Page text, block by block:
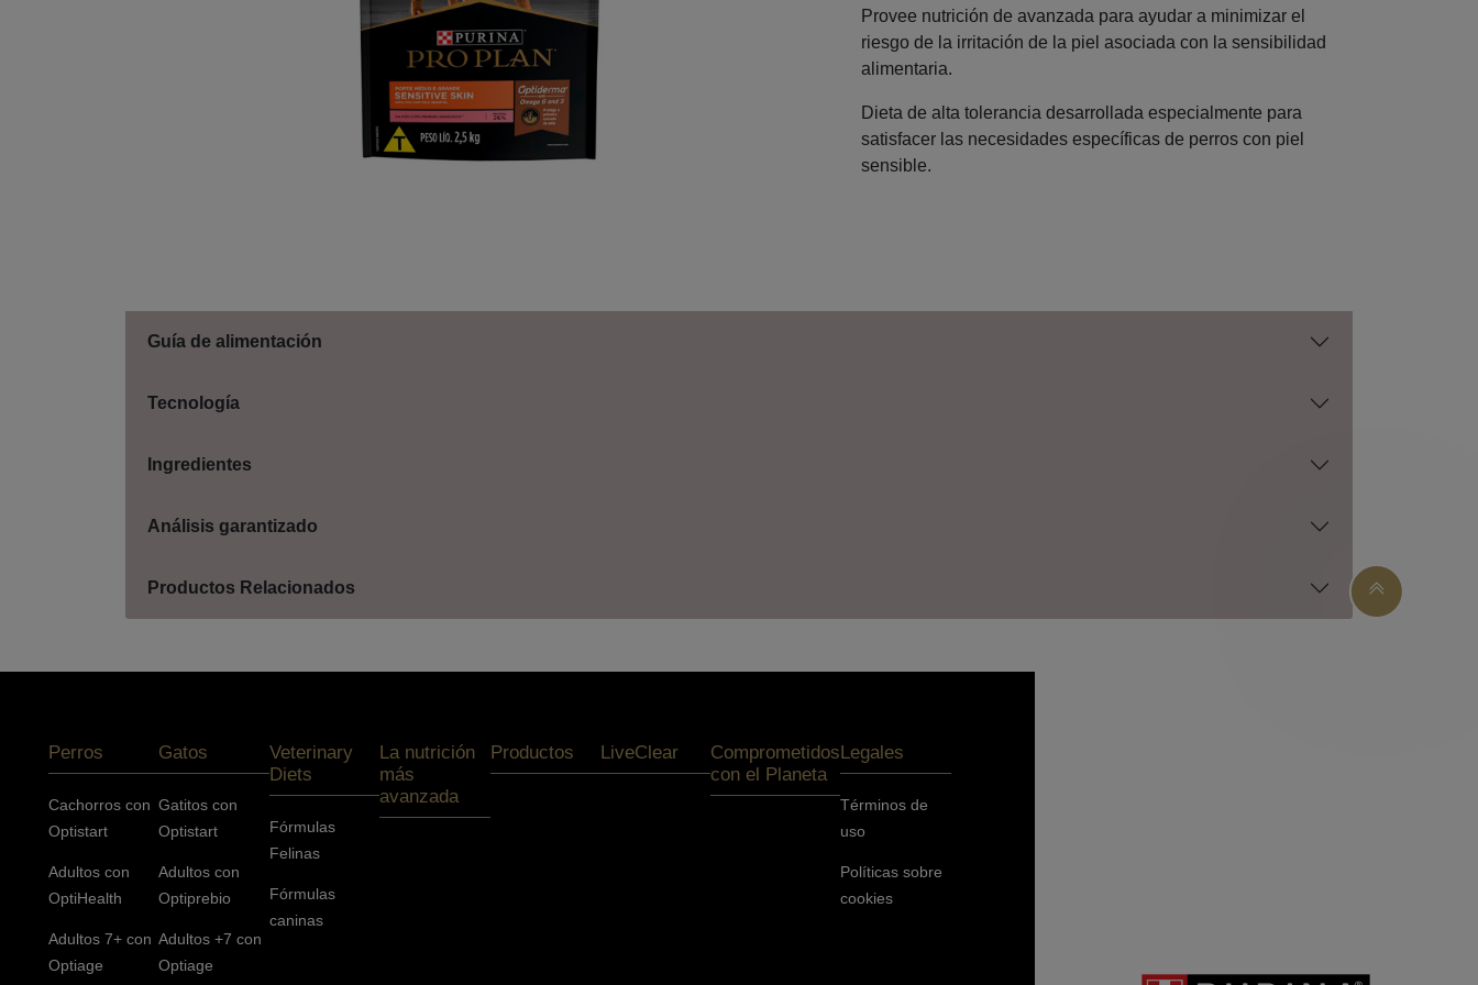
Provee nutrición de avanzada para ayudar a minimizar el
riesgo de la irritación de la piel asociada con la sensibilidad
alimentaria.
Dieta de alta tolerancia desarrollada especialmente para
satisfacer las necesidades específicas de perros con piel
sensible.
Guía de alimentación
Tecnología
Ingredientes
Análisis garantizado
Productos Relacionados
Perros
Cachorros con
Optistart
Adultos con
OptiHealth
Adultos 7+ con
Optiage
Gatos
Gatitos con
Optistart
Adultos con
Optiprebio
Adultos +7 con
Optiage
Veterinary
Diets
Fórmulas
Felinas
Fórmulas
caninas
La nutrición
más
avanzada
Productos LiveClear
Comprometidos
con el Planeta
Legales
Términos de
uso
Políticas sobre
cookies